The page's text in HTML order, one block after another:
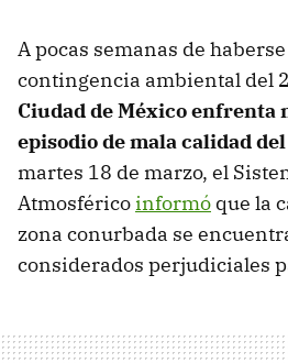
A pocas semanas de
contingencia ambiental del
Ciudad de México enfrenta
episodio de mala calidad
martes 18 de marzo, el
Atmosféricoinformó que la
zona conurbada se
considerados perjudiciales